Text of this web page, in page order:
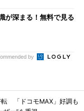
が深まる！無料で見る
by
転 「ドコモMAX」好調も